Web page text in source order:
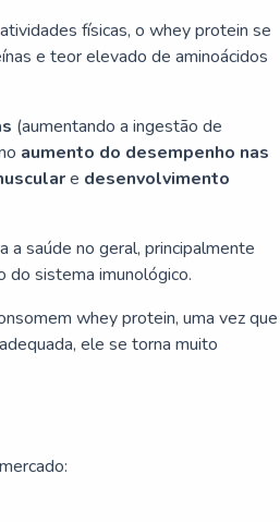
físicas, o whey protein se
e teor elevado de aminoácidos
(aumentando a ingestão de
aumento do desempenho nas
e desenvolvimento
saúde no geral, principalmente
do sistema imunológico.
whey protein, uma vez que
ele se torna muito